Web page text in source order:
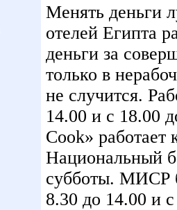
Менять деньги
отелей Египта
деньги за
только в
не случится.
14.00 и с 18.00
Cook»
Национальный
субботы. МИСР
8.30 до 14.00 и